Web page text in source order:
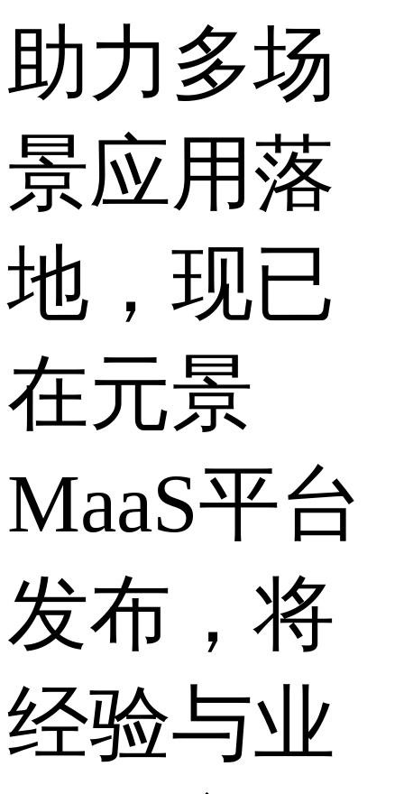
助力多场
景应用落
地，现已
在元景
MaaS平台
发布，将
经验与业